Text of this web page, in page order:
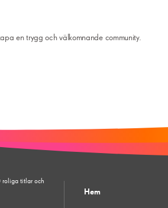
en trygg och välkomnande community.
roliga titlar och
Hem